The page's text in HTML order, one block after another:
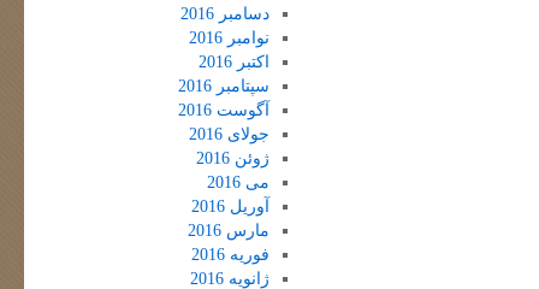
دسامبر 2016
نوامبر 2016
اکتبر 2016
سپتامبر 2016
آگوست 2016
جولای 2016
ژوئن 2016
می 2016
آوریل 2016
مارس 2016
فوریه 2016
ژانویه 2016